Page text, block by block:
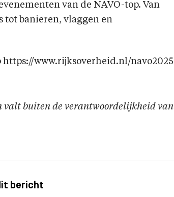
van de NAVO-top. Van
tot banieren, vlaggen en
https://www.rijksoverheid.nl/navo2025
valt buiten de verantwoordelijkheid van
bericht